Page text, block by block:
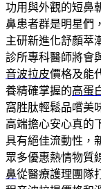
功用與外觀的短鼻
鼻患者群是明星們
主研新進化舒顏萃
診所專科醫師將會
音波拉皮價格及能
養精確掌握的高蛋
窩胜肽輕鬆品嚐美
高端擔心安心真的
具有絕佳流動性，
眾多優惠熱情物質
鼻從醫療護理團隊